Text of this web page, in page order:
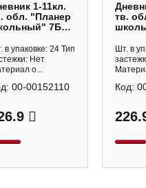
1-11кл.
обл. "Планер
7БЦ,
BG
в упаковке: 24 Тип
Нет
о...
00-00152110
тв.
06327
Шт. в
Код: